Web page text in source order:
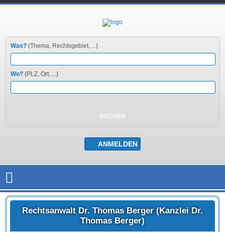
Was? (Thema, Rechtsgebiet, ...)
Wo? (PLZ, Ort, ...)
Rechtsanwalt Dr. Thomas Berger (Kanzlei Dr.
Thomas Berger)